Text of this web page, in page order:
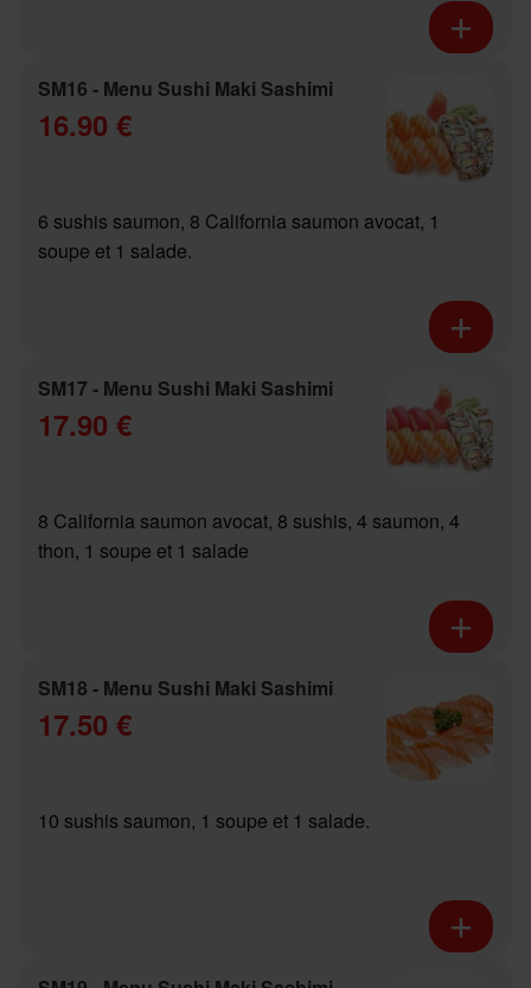
SM16 - Menu Sushi Maki Sashimi
16.90 €
6 sushis saumon, 8 California saumon avocat, 1
soupe et 1 salade.
SM17 - Menu Sushi Maki Sashimi
17.90 €
8 California saumon avocat, 8 sushis, 4 saumon, 4
thon, 1 soupe et 1 salade
SM18 - Menu Sushi Maki Sashimi
17.50 €
10 sushis saumon, 1 soupe et 1 salade.